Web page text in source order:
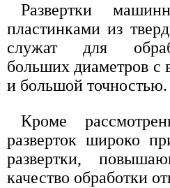
Развертки
пластинками из
служат для
больших диаметров с
и большой точностью.
Кроме
разверток широко
развертки,
качество обработки